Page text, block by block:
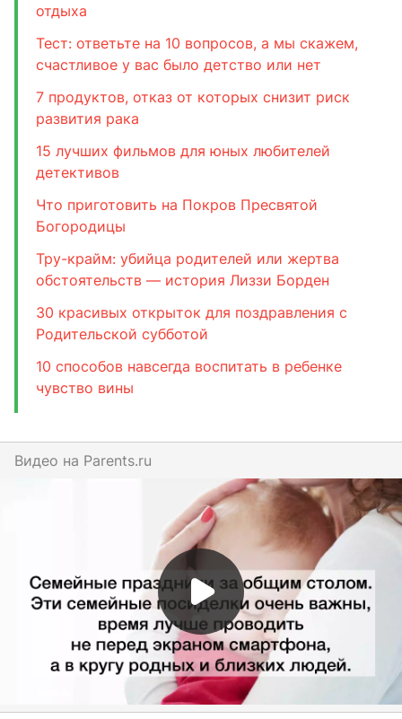
отдыха
Тест: ответьте на 10 вопросов, а мы скажем,
счастливое у вас было детство или нет
7 продуктов, отказ от которых снизит риск
развития рака
15 лучших фильмов для юных любителей
детективов
Что приготовить на Покров Пресвятой
Богородицы
Тру-крайм: убийца родителей или жертва
обстоятельств — история Лиззи Борден
30 красивых открыток для поздравления с
Родительской субботой
10 способов навсегда воспитать в ребенке
чувство вины
Видео на parents.ru